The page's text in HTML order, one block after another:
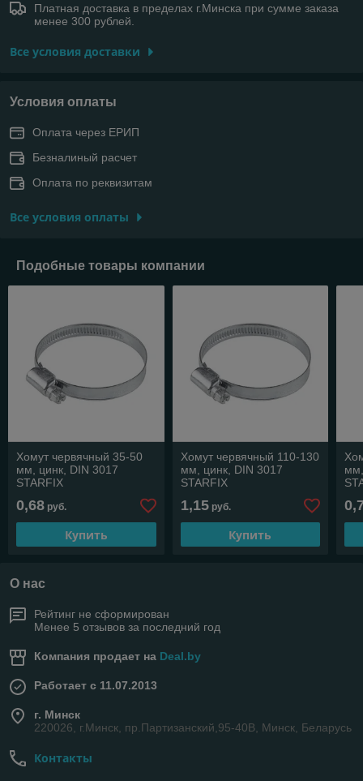
Платная доставка в пределах г.Минска при сумме заказа
менее 300 рублей.
Все условия доставки
Условия оплаты
Оплата через ЕРИП
Безналиный расчет
Оплата по реквизитам
Все условия оплаты
Подобные товары компании
Хомут червячный 35-50
мм, цинк, DIN 3017
STARFIX
0,68 руб.
Купить
Хомут червячный 110-130
мм, цинк, DIN 3017
STARFIX
1,15руб.
Купить
О нас
Рейтинг не сформирован
Менее 5 отзывов за последний год
Компания продает на Deal.by
Работает с 11.07.2013
г. Минск
220026, г.Минск, пр.Партизанский,95-40В, Минск, Беларусь
Контакты